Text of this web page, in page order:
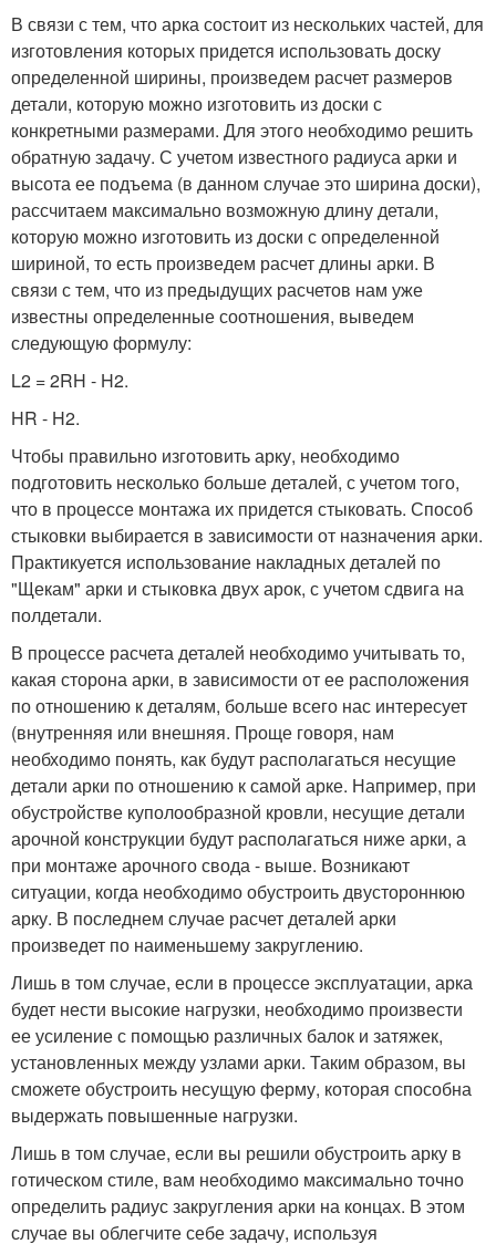
В связи с тем, что арка состоит из нескольких частей, для
изготовления которых придется использовать доску
определенной ширины, произведем расчет размеров
детали, которую можно изготовить из доски с
конкретными размерами. Для этого необходимо решить
обратную задачу. С учетом известного радиуса арки и
высота ее подъема (в данном случае это ширина доски),
рассчитаем максимально возможную длину детали,
которую можно изготовить из доски с определенной
шириной, то есть произведем расчет длины арки. В
связи с тем, что из предыдущих расчетов нам уже
известны определенные соотношения, выведем
следующую формулу:
L2 = 2RH - H2.
HR - H2.
Чтобы правильно изготовить арку, необходимо
подготовить несколько больше деталей, с учетом того,
что в процессе монтажа их придется стыковать. Способ
стыковки выбирается в зависимости от назначения арки.
Практикуется использование накладных деталей по
"Щекам" арки и стыковка двух арок, с учетом сдвига на
полдетали.
В процессе расчета деталей необходимо учитывать то,
какая сторона арки, в зависимости от ее расположения
по отношению к деталям, больше всего нас интересует
(внутренняя или внешняя. Проще говоря, нам
необходимо понять, как будут располагаться несущие
детали арки по отношению к самой арке. Например, при
обустройстве куполообразной кровли, несущие детали
арочной конструкции будут располагаться ниже арки, а
при монтаже арочного свода - выше. Возникают
ситуации, когда необходимо обустроить двустороннюю
арку. В последнем случае расчет деталей арки
произведет по наименьшему закруглению.
Лишь в том случае, если в процессе эксплуатации, арка
будет нести высокие нагрузки, необходимо произвести
ее усиление с помощью различных балок и затяжек,
установленных между узлами арки. Таким образом, вы
сможете обустроить несущую ферму, которая способна
выдержать повышенные нагрузки.
Лишь в том случае, если вы решили обустроить арку в
готическом стиле, вам необходимо максимально точно
определить радиус закругления арки на концах. В этом
случае вы облегчите себе задачу, используя